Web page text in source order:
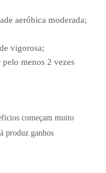
aeróbica moderada;
vigorosa;
menos 2 vezes
começam muito
produz ganhos